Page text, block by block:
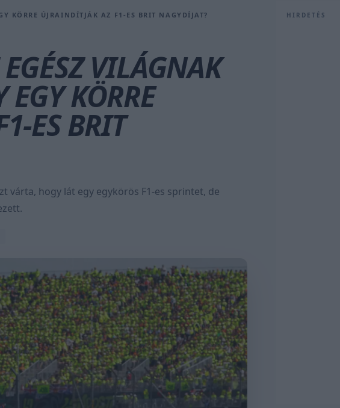
KÖRRE ÚJRAINDÍTJÁK AZ F1-ES BRIT NAGYDÍJAT?
VILÁGNAK
KÖRRE
ES BRIT
várta, hogy lát egy egykörös F1-es sprintet, de
HIRDETÉS